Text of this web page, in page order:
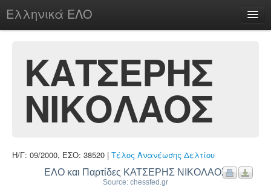
Ελληνικά ΕΛΟ
chesstu.be @ discord
Login
ΚΑΤΣΕΡΗΣ
ΝΙΚΟΛΑΟΣ
Η/Γ: 09/2000, ΕΣΟ: 38520 | Τέλος Ανανέωσης Δελτίου
ΕΛΟ και Παρτίδες ΚΑΤΣΕΡΗΣ ΝΙΚΟΛΑΟΣ
Source: chessfed.gr